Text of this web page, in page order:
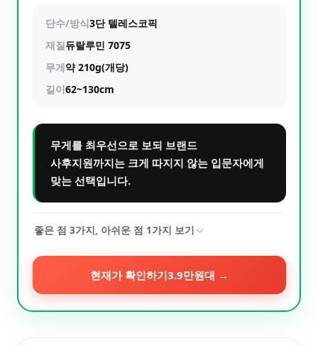
단수/방식3단 텔레스코픽
재질듀랄루민 7075
무게약 210g(개당)
길이62~130cm
무게를 최우선으로 보되 브랜드
사후지원까지는 크게 따지지 않는 입문자에게
맞는 선택입니다.
좋은 점 3가지, 아쉬운 점 1가지 보기
현재가 확인하기3.9만원대 →